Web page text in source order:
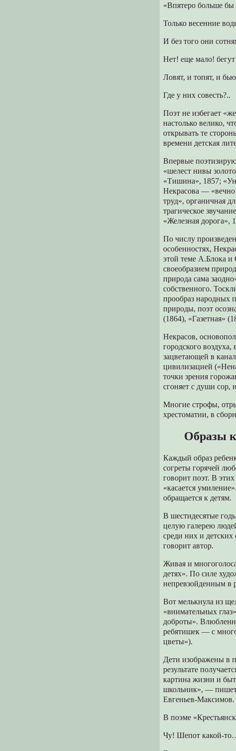
«Впятеро больше
Только весенние
И без того они
Нет! еще мало!
Ловят, и топят, и
Где у них совесть?..
Поэт не избегает
настолько велико,
открывать те
времени детская
Впервые
«шелест нивы
«Тишина», 1857;
Некрасова — «вечно
труд», органичная
трагическое
«Железная дорога»,
По числу
особенностях,
этой теме А.Блока и
своеобразием
природа сама
собственного.
прообраз народных
природы, поэт
(1864), «Газетная»
Некрасов,
городского
зацветающей в
цивилизацией
точки зрения
сгоняет с души сор,
Многие строфы,
хрестоматии, в
Образы
Каждый образ
согреты горячей
говорит поэт. В
«касается
обращается к детям.
В шестидесятые
целую галерею
среди них и детских
говорит автор.
Живая и
детях». По силе
непревзойденным в
Вот мелькнула из
«внимательных
доброты».
ребятишек — с
цветы»).
Дети изображены в
результате
картина жизни и
школьник», — пишет
Евгеньев-Максимов.
В поэме
Чу! Шепот какой-